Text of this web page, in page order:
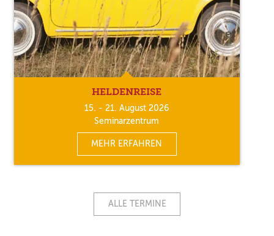
HELDENREISE
15. - 21. August 2026
Seminarzentrum
MEHR ERFAHREN
ALLE TERMINE